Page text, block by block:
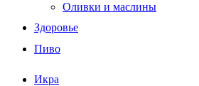
Оливки и маслины
Здоровье
Пиво
Икра